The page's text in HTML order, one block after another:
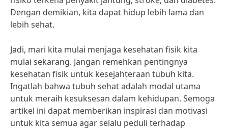
Dengan demikian, kita dapat hidup lebih lama dan
lebih sehat.
Jadi, mari kita mulai menjaga kesehatan fisik kita
mulai sekarang. Jangan remehkan pentingnya
kesehatan fisik untuk kesejahteraan tubuh kita.
Ingatlah bahwa tubuh sehat adalah modal utama
untuk meraih kesuksesan dalam kehidupan. Semoga
artikel ini dapat memberikan inspirasi dan motivasi
untuk kita semua agar selalu peduli terhadap